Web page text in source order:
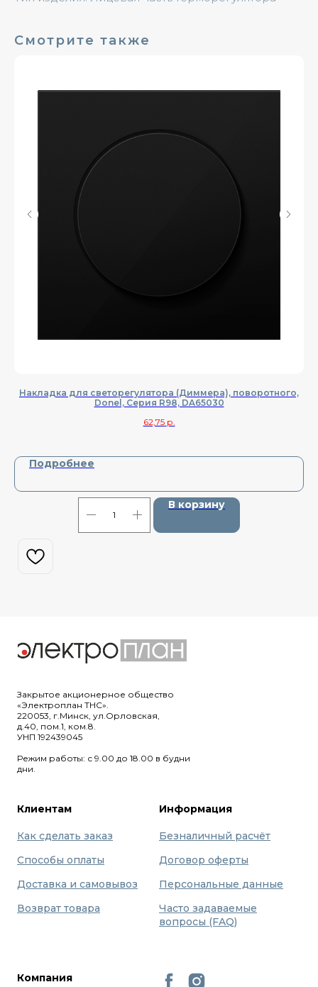
Смотрите также
Накладка для светорегулятора (Диммера), поворотного,
Donel, Cерия R98, DA65030
62,75 р.
Подробнее
В корзину
Закрытое акционерное общество
«Электроплан ТНС».
220053, г.Минск, ул.Орловская,
д.40, пом.1, ком.8.
УНП 192439045
Режим работы: с 9.00 до 18.00 в будни
дни.
Клиентам
Как сделать заказ
Способы оплаты
Доставка и самовывоз
Возврат товара
Информация
Безналичный расчёт
Договор оферты
Персональные данные
Часто задаваемые
вопросы (FAQ)
Компания